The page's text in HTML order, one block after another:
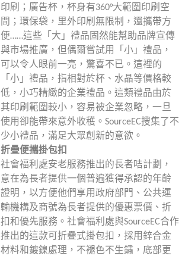
印刷；廣告杯，杯身有360°大範圍印刷空
間；環保袋，里外印刷無限制，還攜帶方
便……這些「大」禮品固然能幫助品牌宣傳
與市場推廣，但偶爾嘗試用「小」禮品，
可以令人眼前一亮，驚喜不已。這裡的
「小」禮品，指相對於杯、水晶等價格較
低，小巧精緻的企業禮品。這類禮品由於
其印刷範圍較小，容易被企業忽略，一旦
使用卻能帶來意外收穫。SourceEC搜集了不
少小禮品，滿足大眾創新的意欲。
折疊便攜掛包扣
社會福利處安老服務推出的長者咭計劃，
意在為長者提供一個普遍獲得承認的年齡
證明，以方便他們享用政府部門、公共運
輸機構及商號為長者提供的優惠票價、折
扣和優先服務。社會福利處與SourceEC合作
推出的這款可折疊式掛包扣，採用鋅合金
材料和鍍鎳處理，不褪色不生鏽，底部更